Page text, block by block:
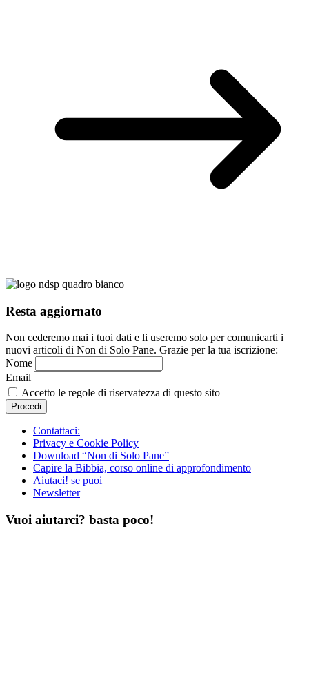
Resta aggiornato
Non cederemo mai i tuoi dati e li useremo solo per comunicarti i
nuovi articoli di Non di Solo Pane. Grazie per la tua iscrizione:
Nome
Email
Accetto le regole di riservatezza di questo sito
Contattaci:
Privacy e Cookie Policy
Download “Non di Solo Pane”
Capire la Bibbia, corso online di approfondimento
Aiutaci! se puoi
Newsletter
Vuoi aiutarci? basta poco!